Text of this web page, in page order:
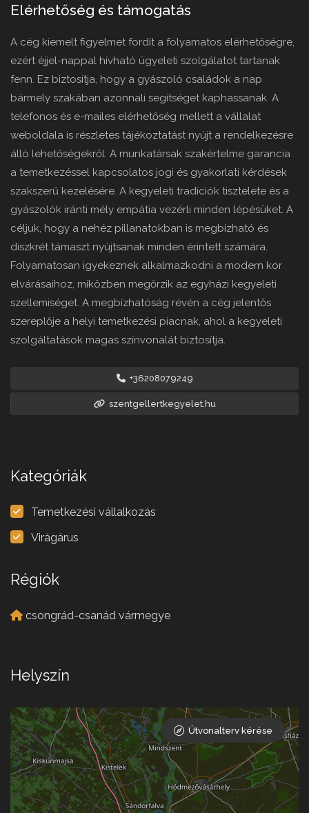
Elérhetőség és támogatás
A cég kiemelt figyelmet fordít a folyamatos elérhetőségre,
ezért éjjel-nappal hívható ügyeleti szolgálatot tartanak
fenn. Ez biztosítja, hogy a gyászoló családok a nap
bármely szakában azonnali segítséget kaphassanak. A
telefonos és e-mailes elérhetőség mellett a vállalat
weboldala is részletes tájékoztatást nyújt a rendelkezésre
álló lehetőségekről. A munkatársak szakértelme garancia
a temetkezéssel kapcsolatos jogi és gyakorlati kérdések
szakszerű kezelésére. A kegyeleti tradíciók tisztelete és a
gyászolók iránti mély empátia vezérli minden lépésüket. A
céljuk, hogy a nehéz pillanatokban is megbízható és
diszkrét támaszt nyújtsanak minden érintett számára.
Folyamatosan igyekeznek alkalmazkodni a modern kor
elvárásaihoz, miközben megőrzik az egyházi kegyeleti
szellemiséget. A megbízhatóság révén a cég jelentős
szereplője a helyi temetkezési piacnak, ahol a kegyeleti
szolgáltatások magas színvonalát biztosítja.
+36208079249
szentgellertkegyelet.hu
Kategóriák
Temetkezési vállalkozás
Virágárus
Régiók
csongrád-csanád vármegye
Helyszín
Útvonalterv kérése